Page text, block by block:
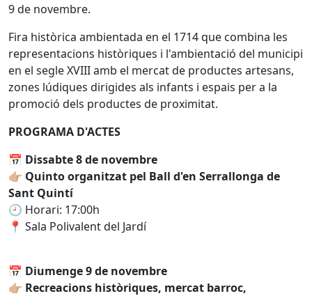
9 de novembre.
Fira històrica ambientada en el 1714 que combina les
representacions històriques i l'ambientació del municipi
en el segle XVIII amb el mercat de productes artesans,
zones lúdiques dirigides als infants i espais per a la
promoció dels productes de proximitat.
PROGRAMA D'ACTES
📅 Dissabte 8 de novembre
👉🏼 Quinto organitzat pel Ball d'en Serrallonga de
Sant Quintí
🕘 Horari: 17:00h
📍 Sala Polivalent del Jardí
📅 Diumenge 9 de novembre
👉🏼 Recreacions històriques, mercat barroc,